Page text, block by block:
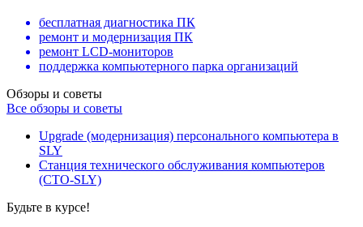
бесплатная диагностика ПК
ремонт и модернизация ПК
ремонт LCD-мониторов
поддержка компьютерного парка организаций
Обзоры и советы
Все обзоры и советы
Upgrade (модернизация) персонального компьютера в
SLY
Станция технического обслуживания компьютеров
(СТО-SLY)
Будьте в курсе!